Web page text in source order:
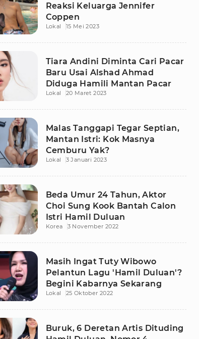
Reaksi Keluarga Jennifer
Coppen
Lokal 15 Mei 2023
Tiara Andini Diminta Cari Pacar
Baru Usai Alshad Ahmad
Diduga Hamili Mantan Pacar
Lokal 20 Maret 2023
Malas Tanggapi Tegar Septian,
Mantan Istri: Kok Masnya
Cemburu Yak?
Lokal 3 Januari 2023
Beda Umur 24 Tahun, Aktor
Choi Sung Kook Bantah Calon
Istri Hamil Duluan
Korea 3 November 2022
Masih Ingat Tuty Wibowo
Pelantun Lagu 'Hamil Duluan'?
Begini Kabarnya Sekarang
Lokal 25 Oktober 2022
Buruk, 6 Deretan Artis Dituding